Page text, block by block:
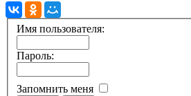
Имя пользователя:
Пароль:
Запомнить меня